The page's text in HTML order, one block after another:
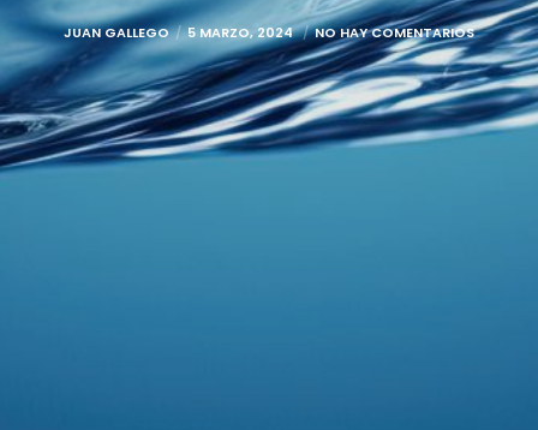
JUAN GALLEGO 5 MARZO, 2024 NO HAY COMENTARIOS